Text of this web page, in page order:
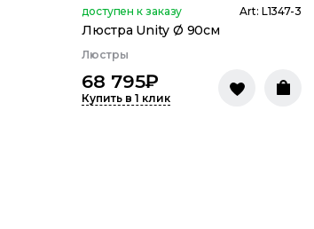
доступен к заказу Art: L1347-3
Люстра Unity Ø 90см
Люстры
68 795₽
Купить в 1 клик